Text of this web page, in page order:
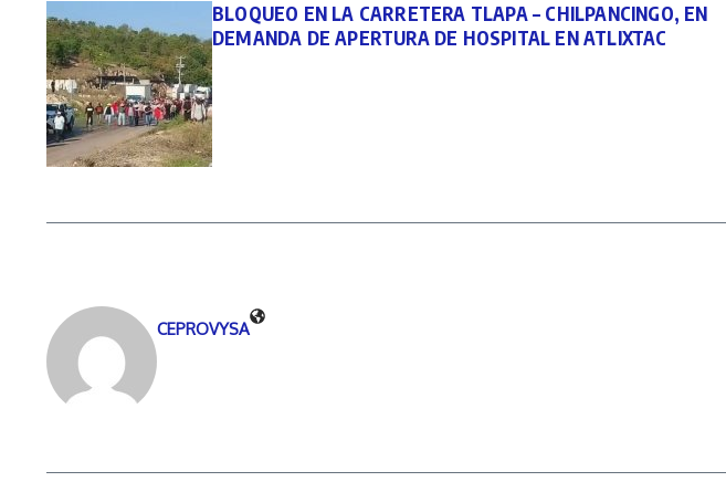
BLOQUEO EN LA CARRETERA TLAPA – CHILPANCINGO, EN
DEMANDA DE APERTURA DE HOSPITAL EN ATLIXTAC
CEPROVYSA